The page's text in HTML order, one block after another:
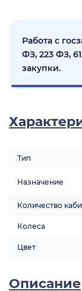
Работа с
ФЗ, 223 ФЗ,
закупки.
Тип
Назначение
Количество
Колеса
Цвет
Описание